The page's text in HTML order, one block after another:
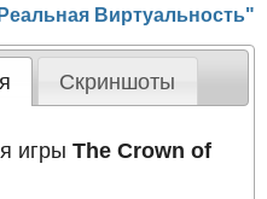
Виртуальность"
Скриншоты
игрыThe Crown of